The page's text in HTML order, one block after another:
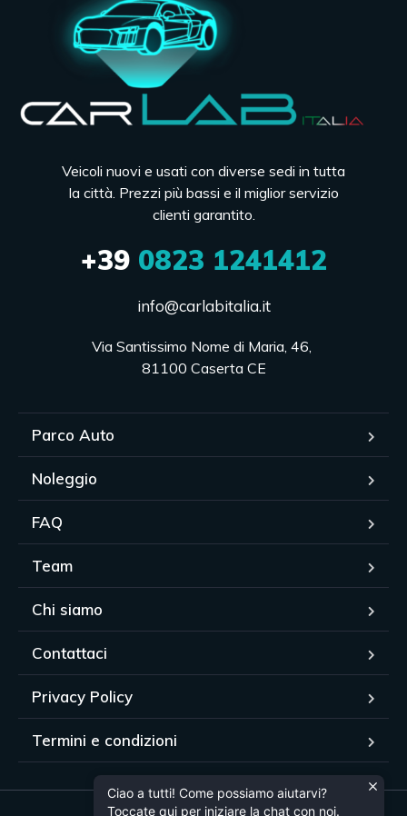
Veicoli nuovi e usati con diverse sedi in tutta
la città. Prezzi più bassi e il miglior servizio
clienti garantito.
+390823 1241412
info@carlabitalia.it
Via Santissimo Nome di Maria, 46,
81100 Caserta CE
Parco Auto
Noleggio
FAQ
Team
Chi siamo
Contattaci
Privacy Policy
Termini e condizioni
Ciao a tutti! Come possiamo aiutarvi?
Toccate qui per iniziare la chat con noi.